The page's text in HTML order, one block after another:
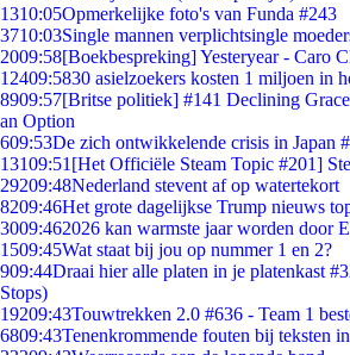
1310:05Opmerkelijke foto's van Funda #243
3710:03Single mannen verplichtsingle
2009:58[Boekbespreking] Yesteryear - Caro
12409:5830 asielzoekers kosten 1 miljoen in
8909:57[Britse politiek] #141 Declining
an Option
609:53De zich ontwikkelende crisis in Japan
13109:51 [Het Officiële Steam Topic #201]
29209:48Nederland stevent af op watertekort
8209:46Het grote dagelijkse Trump nieuws
3009:462026 kan warmste jaar worden door
1509:45Wat staat bij jou op nummer 1 en 2?
909:44Draai hier alle platen in je platenkast
Stops)
19209:43Touwtrekken 2.0 #636 - Team 1
6809:43Tenenkrommende fouten bij teksten